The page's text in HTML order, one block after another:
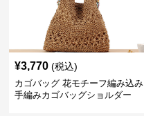
¥3,770 (税込)
カゴバッグ 花モチーフ編み込み
手編みカゴバッグショルダー